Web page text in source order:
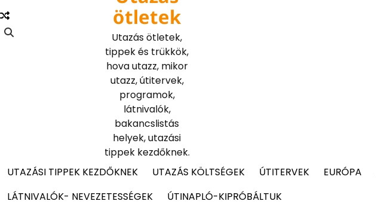
ötletek
Utazás ötletek,
tippek és trükkök,
hova utazz, mikor
utazz, útitervek,
programok,
látnivalók,
bakancslistás
helyek, utazási
tippek kezdőknek.
UTAZÁSI TIPPEK KEZDŐKNEK
UTAZÁS KÖLTSÉGEK ÚTITERVEK EURÓPA
LÁTNIVALÓK- NEVEZETESSÉGEK
ÚTINAPLÓ-KIPRÓBÁLTUK